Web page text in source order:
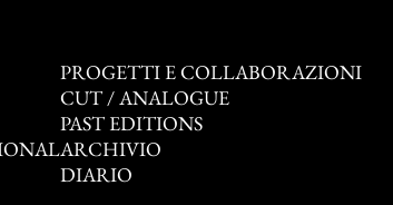
PROGETTI E COLLABORAZIONI
CUT / ANALOGUE
PAST EDITIONS
ARCHIVIO
DIARIO